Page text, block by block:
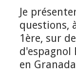
Je
questions,
1ère, sur
d'espagnol
en